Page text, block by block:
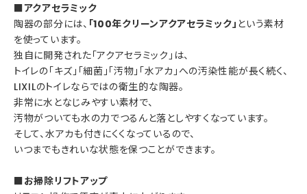
■アクアセラミック
陶器の部分には、 「100年クリーンアクアセラミック」 という素材
を使っています。
独自に開発された「アクアセラミック」は、
トイレの「キズ」「細菌」「汚物」「水アカ」への汚染性能が長く続く、
LIXILのトイレならではの衛生的な陶器。
非常に水となじみやすい素材で、
汚物がついても水の力でつるんと落としやすくなっています。
そして、水アカも付きにくくなっているので、
いつまでもきれいな状態を保つことができます。
■お掃除リフトアップ